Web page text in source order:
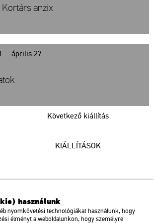
Kortárs anzix
- április 27.
Következő kiállítás
KIÁLLÍTÁSOK
intézménye
György út 37.
használunk
nyomkövetési technológiákat használunk, hogy
élményt a weboldalunkon, hogy személyre